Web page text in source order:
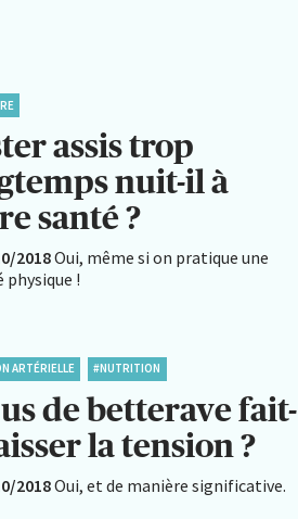
assis trop
nuit-il à
santé ?
2018Oui, même si on pratique une
!
ARTÉRIELLE #NUTRITION
de betterave fait-
la tension ?
2018Oui, et de manière significative.